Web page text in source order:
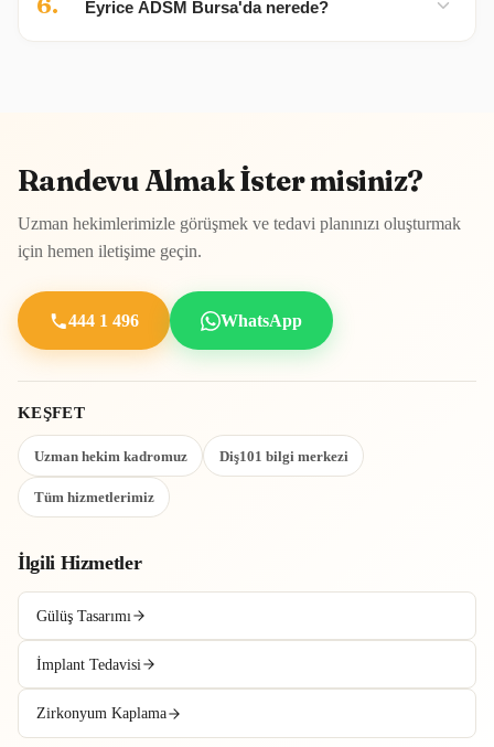
planınızı ortak değerlendirir ve koordinasyon içinde
Eyrice ADSM Bursa'da nerede?
Randevu Almak İster misiniz?
Uzman hekimlerimizle görüşmek ve tedavi planınızı oluşturmak
için hemen iletişime geçin.
444 1 496 WhatsApp
KEŞFET
Uzman hekim kadromuz Diş101 bilgi merkezi
Tüm hizmetlerimiz
İlgili Hizmetler
Gülüş Tasarımı
İmplant Tedavisi
Zirkonyum Kaplama